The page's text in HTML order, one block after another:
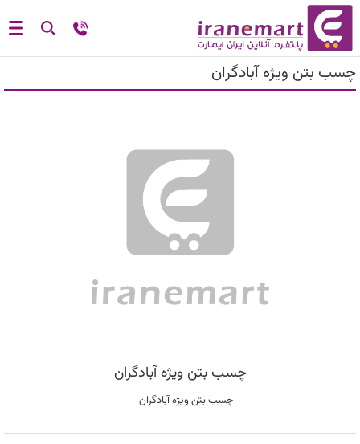
چسب بتن ویژه آبادگران
چسب بتن ویژه آبادگران
چسب بتن ویژه آبادگران